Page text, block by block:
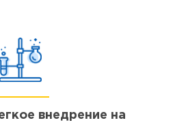
внедрение на